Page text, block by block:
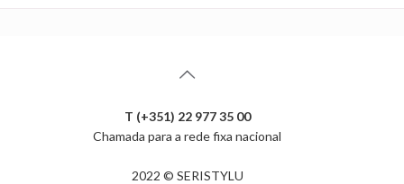
T (+351) 22 977 35 00
Chamada para a rede fixa nacional
2022 © SERISTYLU